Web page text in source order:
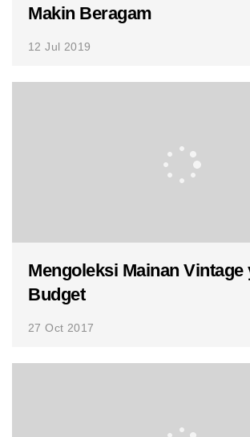
Makin Beragam
12 Jul 2019
Mengoleksi Mainan Vintage
Budget
27 Oct 2017